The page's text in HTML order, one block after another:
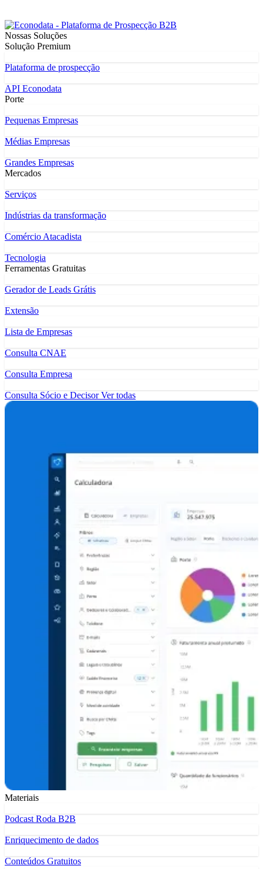
Nossas Soluções
Solução Premium
Plataforma de prospecção
API Econodata
Porte
Pequenas Empresas
Médias Empresas
Grandes Empresas
Mercados
Serviços
Indústrias da transformação
Comércio Atacadista
Tecnologia
Ferramentas Gratuitas
Gerador de Leads Grátis
Extensão
Lista de Empresas
Consulta CNAE
Consulta Empresa
Consulta Sócio e DecisorVer todas
Materiais
Podcast Roda B2B
Enriquecimento de dados
Conteúdos Gratuitos